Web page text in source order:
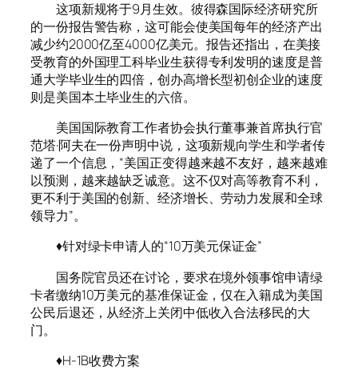
这项新规将于9月生效。彼得森国际经济研究所
的一份报告警告称，这可能会使美国每年的经济产出
减少约2000亿至4000亿美元。报告还指出，在美接
受教育的外国理工科毕业生获得专利发明的速度是普
通大学毕业生的四倍，创办高增长型初创企业的速度
则是美国本土毕业生的六倍。
美国国际教育工作者协会执行董事兼首席执行官
范塔·阿夫在一份声明中说，这项新规向学生和学者传
递了一个信息，“美国正变得越来越不友好，越来越难
以预测，越来越缺乏诚意。这不仅对高等教育不利，
更不利于美国的创新、经济增长、劳动力发展和全球
领导力”。
♦针对绿卡申请人的“10万美元保证金”
国务院官员还在讨论，要求在境外领事馆申请绿
卡者缴纳10万美元的基准保证金，仅在入籍成为美国
公民后退还，从经济上关闭中低收入合法移民的大
门。
♦H-1B收费方案